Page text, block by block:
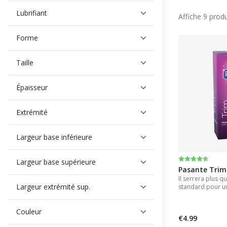
Lubrifiant
Forme
Taille
Épaisseur
Extrémité
Largeur base inférieure
Largeur base supérieure
Largeur extrémité sup.
Couleur
Préservatifs
n'aurez
composé
Utilisez
Affiche 9
Note:
4.5 sur 5
Pasante
Il serrera plus
standard pour
€4.99